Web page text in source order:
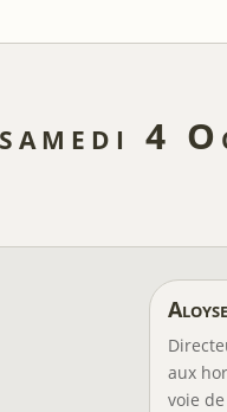
4
aux
voie